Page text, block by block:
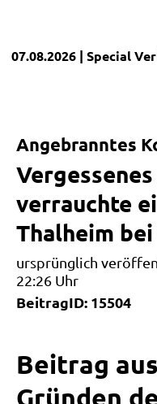
07.08.2026 | Special
Angebranntes
verrauchte
Thalheim
ursprünglich
22:26 Uhr
BeitragID: 15504
Beitrag
Gründen